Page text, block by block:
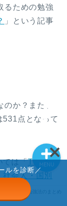
るための勉強
」という記事
か？また、
531点となって
ては「TOEIC
会人・国別
参考にどう
英語勉強法のまとめ
MENU
キン
グ
とめ
ルを診断／